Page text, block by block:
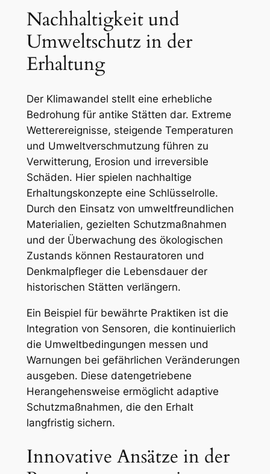
Nachhaltigkeit und
Umweltschutz in der
Erhaltung
Der Klimawandel stellt eine erhebliche
Bedrohung für antike Stätten dar. Extreme
Wetterereignisse, steigende Temperaturen
und Umweltverschmutzung führen zu
Verwitterung, Erosion und irreversible
Schäden. Hier spielen nachhaltige
Erhaltungskonzepte eine Schlüsselrolle.
Durch den Einsatz von umweltfreundlichen
Materialien, gezielten Schutzmaßnahmen
und der Überwachung des ökologischen
Zustands können Restauratoren und
Denkmalpfleger die Lebensdauer der
historischen Stätten verlängern.
Ein Beispiel für bewährte Praktiken ist die
Integration von Sensoren, die kontinuierlich
die Umweltbedingungen messen und
Warnungen bei gefährlichen Veränderungen
ausgeben. Diese datengetriebene
Herangehensweise ermöglicht adaptive
Schutzmaßnahmen, die den Erhalt
langfristig sichern.
Innovative Ansätze in der